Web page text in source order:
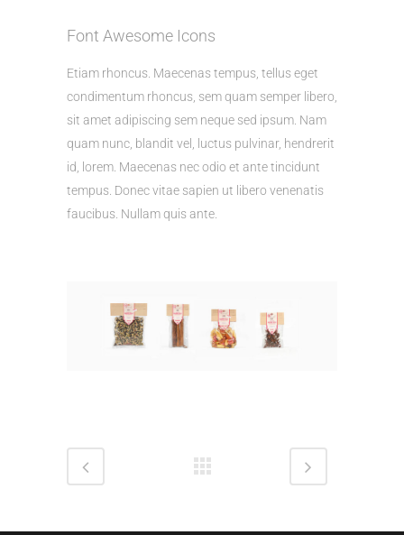
Font Awesome Icons
Etiam rhoncus. Maecenas tempus, tellus eget
condimentum rhoncus, sem quam semper libero,
sit amet adipiscing sem neque sed ipsum. Nam
quam nunc, blandit vel, luctus pulvinar, hendrerit
id, lorem. Maecenas nec odio et ante tincidunt
tempus. Donec vitae sapien ut libero venenatis
faucibus. Nullam quis ante.